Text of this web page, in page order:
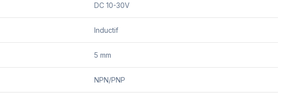
DC 10-30V
Inductif
5 mm
NPN/PNP